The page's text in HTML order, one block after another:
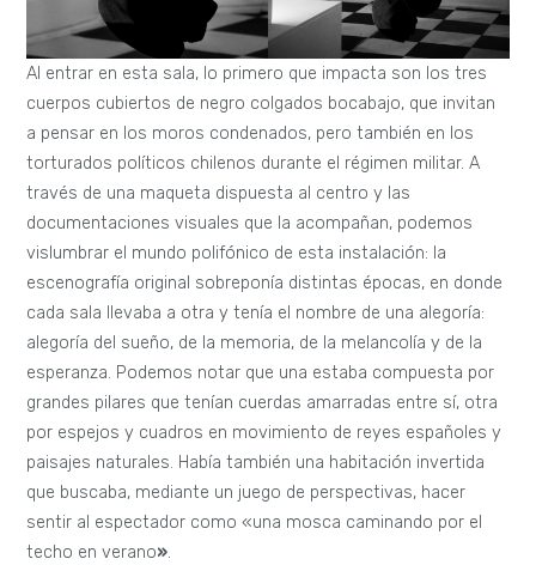
Al entrar en esta sala, lo primero que impacta son los tres
cuerpos cubiertos de negro colgados bocabajo, que invitan
a pensar en los moros condenados, pero también en los
torturados políticos chilenos durante el régimen militar. A
través de una maqueta dispuesta al centro y las
documentaciones visuales que la acompañan, podemos
vislumbrar el mundo polifónico de esta instalación: la
escenografía original sobreponía distintas épocas, en donde
cada sala llevaba a otra y tenía el nombre de una alegoría:
alegoría del sueño, de la memoria, de la melancolía y de la
esperanza. Podemos notar que una estaba compuesta por
grandes pilares que tenían cuerdas amarradas entre sí, otra
por espejos y cuadros en movimiento de reyes españoles y
paisajes naturales. Había también una habitación invertida
que buscaba, mediante un juego de perspectivas, hacer
sentir al espectador como «una mosca caminando por el
techo en verano».